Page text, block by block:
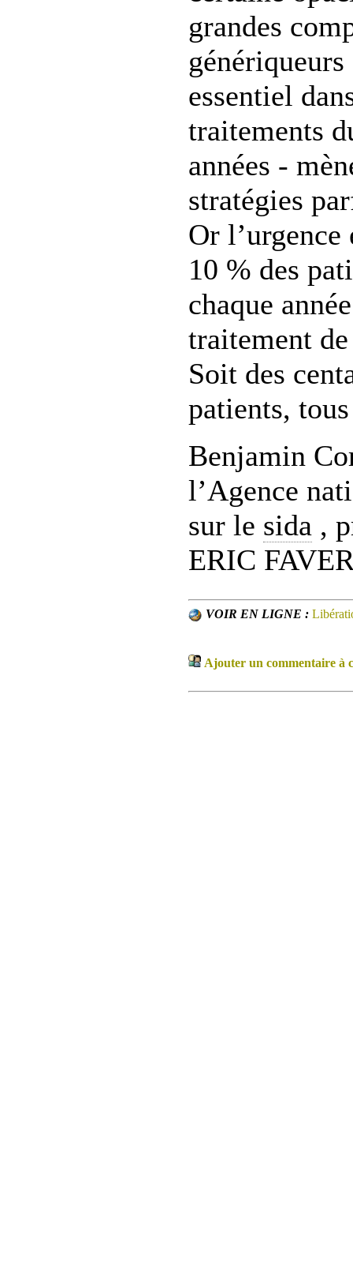
grandes
essentiel
traitements
années -
stratégies
Or
10 % des
chaque
traitement
Soit des
patients,
Benjamin
l’Agence
sur le sida ,
ERIC
VOIR EN LIGNE :
Ajouter un commentaire à